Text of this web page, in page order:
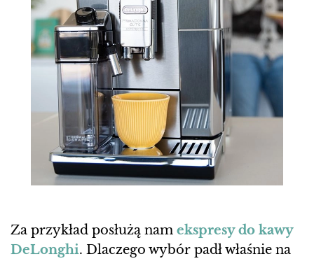
Za przykład posłużą nam ekspresy do kawy
DeLonghi. Dlaczego wybór padł właśnie na